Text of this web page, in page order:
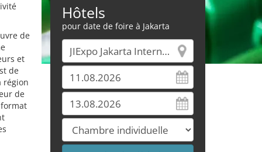
de
et
de
région
de
Hôtels
pour date de foire à Jakarta